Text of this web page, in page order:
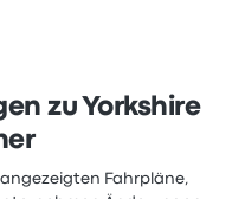
zu Yorkshire
Fahrpläne,